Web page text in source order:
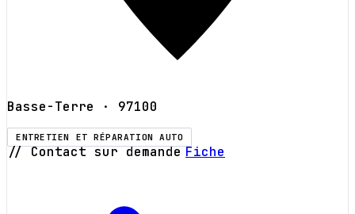
Basse-Terre · 97100
ENTRETIEN ET RÉPARATION AUTO
// Contact sur demande Fiche